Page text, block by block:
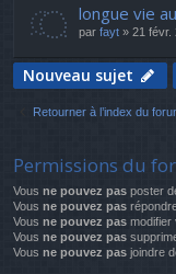
longue vie
par fayt » 21 févr.
Nouveau sujet
Retourner à l’index du
Permissions du
Vous ne pouvez pas poster
Vous ne pouvez pas
Vous ne pouvez pas modifier
Vous ne pouvez pas
Vous ne pouvez pas joindre